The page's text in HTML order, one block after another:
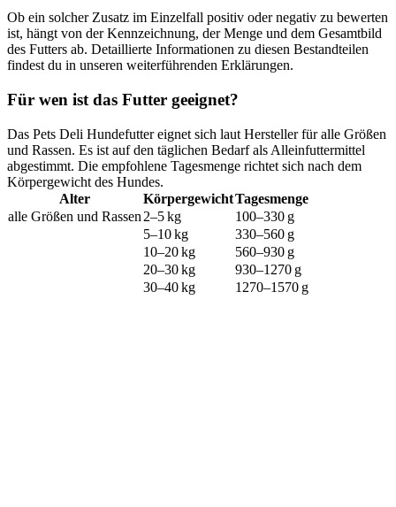
Ob ein solcher Zusatz im Einzelfall positiv oder negativ zu bewerten
ist, hängt von der Kennzeichnung, der Menge und dem Gesamtbild
des Futters ab. Detaillierte Informationen zu diesen Bestandteilen
findest du in unseren weiterführenden Erklärungen.
Für wen ist das Futter geeignet?
Das Pets Deli Hundefutter eignet sich laut Hersteller für alle Größen
und Rassen. Es ist auf den täglichen Bedarf als Alleinfuttermittel
abgestimmt. Die empfohlene Tagesmenge richtet sich nach dem
Körpergewicht des Hundes.
Alter
KörpergewichtTagesmenge
alle Größen und Rassen 2–5 kg
100–330 g
5–10 kg
330–560 g
10–20 kg
560–930 g
20–30 kg
930–1270 g
30–40 kg
1270–1570 g